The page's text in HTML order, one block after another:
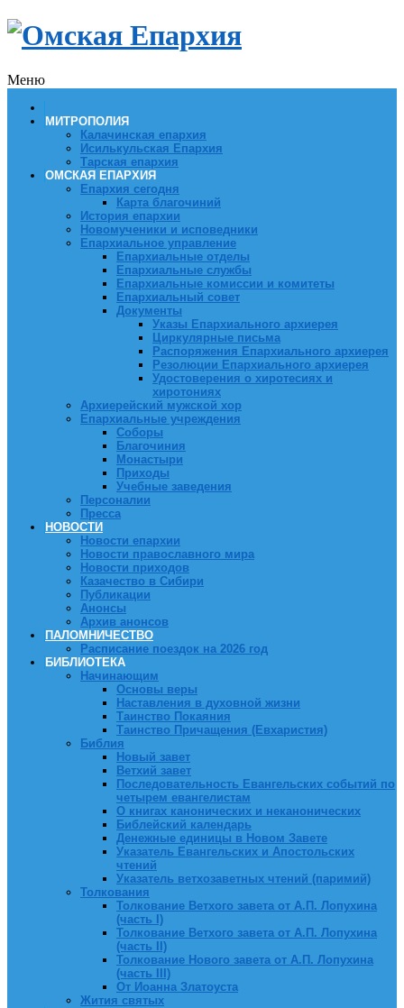
Меню
МИТРОПОЛИЯ
Калачинская епархия
Исилькульская Епархия
Тарская епархия
ОМСКАЯ ЕПАРХИЯ
Епархия сегодня
Карта благочиний
История епархии
Новомученики и исповедники
Епархиальное управление
Епархиальные отделы
Епархиальные службы
Епархиальные комиссии и комитеты
Епархиальный совет
Документы
Указы Епархиального архиерея
Циркулярные письма
Распоряжения Епархиального архиерея
Резолюции Епархиального архиерея
Удостоверения о хиротесиях и
хиротониях
Архиерейский мужской хор
Епархиальные учреждения
Соборы
Благочиния
Монастыри
Приходы
Учебные заведения
Персоналии
Пресса
НОВОСТИ
Новости епархии
Новости православного мира
Новости приходов
Казачество в Сибири
Публикации
Анонсы
Архив анонсов
ПАЛОМНИЧЕСТВО
Расписание поездок на 2026 год
БИБЛИОТЕКА
Начинающим
Основы веры
Наставления в духовной жизни
Таинство Покаяния
Таинство Причащения (Евхаристия)
Библия
Новый завет
Ветхий завет
Последовательность Евангельских событий по
четырем евангелистам
О книгах канонических и неканонических
Библейский календарь
Денежные единицы в Новом Завете
Указатель Евангельских и Апостольских
чтений
Указатель ветхозаветных чтений (паримий)
Толкования
Толкование Ветхого завета от А.П. Лопухина
(часть I)
Толкование Ветхого завета от А.П. Лопухина
(часть II)
Толкование Нового завета от А.П. Лопухина
(часть III)
От Иоанна Златоуста
Жития святых